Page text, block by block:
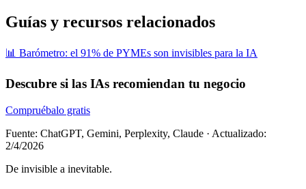
Guías y recursos relacionados
📊 Barómetro: el 91% de PYMEs son invisibles para la IA
Descubre si las IAs recomiendan tu negocio
Compruébalo gratis
Fuente: ChatGPT, Gemini, Perplexity, Claude · Actualizado:
2/4/2026
De invisible a inevitable.